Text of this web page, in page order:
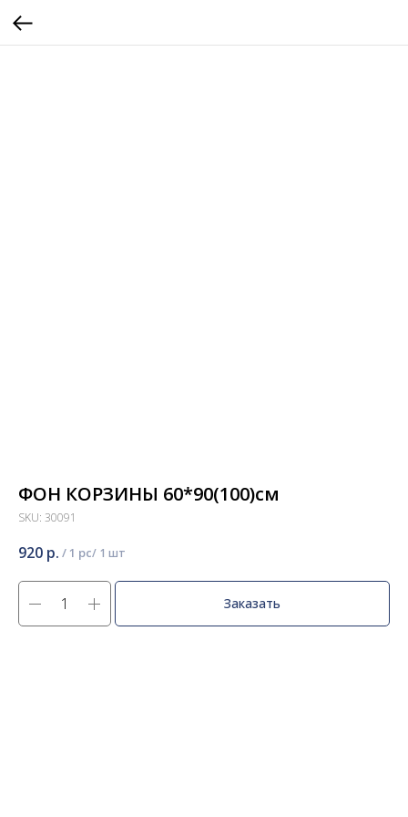
ФОН КОРЗИНЫ 60*90(100)см
SKU: 30091
920 р. / 1 pc
Заказать